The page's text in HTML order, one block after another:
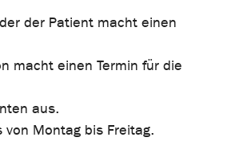
der Patient macht einen
macht einen Termin für die
aus.
von Montag bis Freitag.